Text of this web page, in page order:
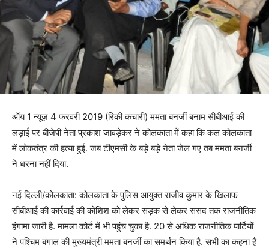
ऑय 1 न्यूज़ 4 फरवरी 2019 (रिंकी कचारी) ममता बनर्जी बनाम सीबीआई की
लड़ाई पर बीजेपी नेता प्रकाश जावड़ेकर ने कोलकाता में कहा कि कल कोलकाता
में लोकतंत्र की हत्या हुई. जब टीएमसी के बड़े बड़े नेता जेल गए तब ममता बनर्जी
ने धरना नहीं दिया.
नई दिल्ली/कोलकाता: कोलकाता के पुलिस आयुक्त राजीव कुमार के खिलाफ
सीबीआई की कार्रवाई की कोशिश को लेकर सड़क से लेकर संसद तक राजनीतिक
हंगामा जारी है. मामला कोर्ट में भी पहुंच चुका है. 20 से अधिक राजनीतिक पार्टियों
ने पश्चिम बंगाल की मुख्यमंत्री ममता बनर्जी का समर्थन किया है. सभी का कहना है